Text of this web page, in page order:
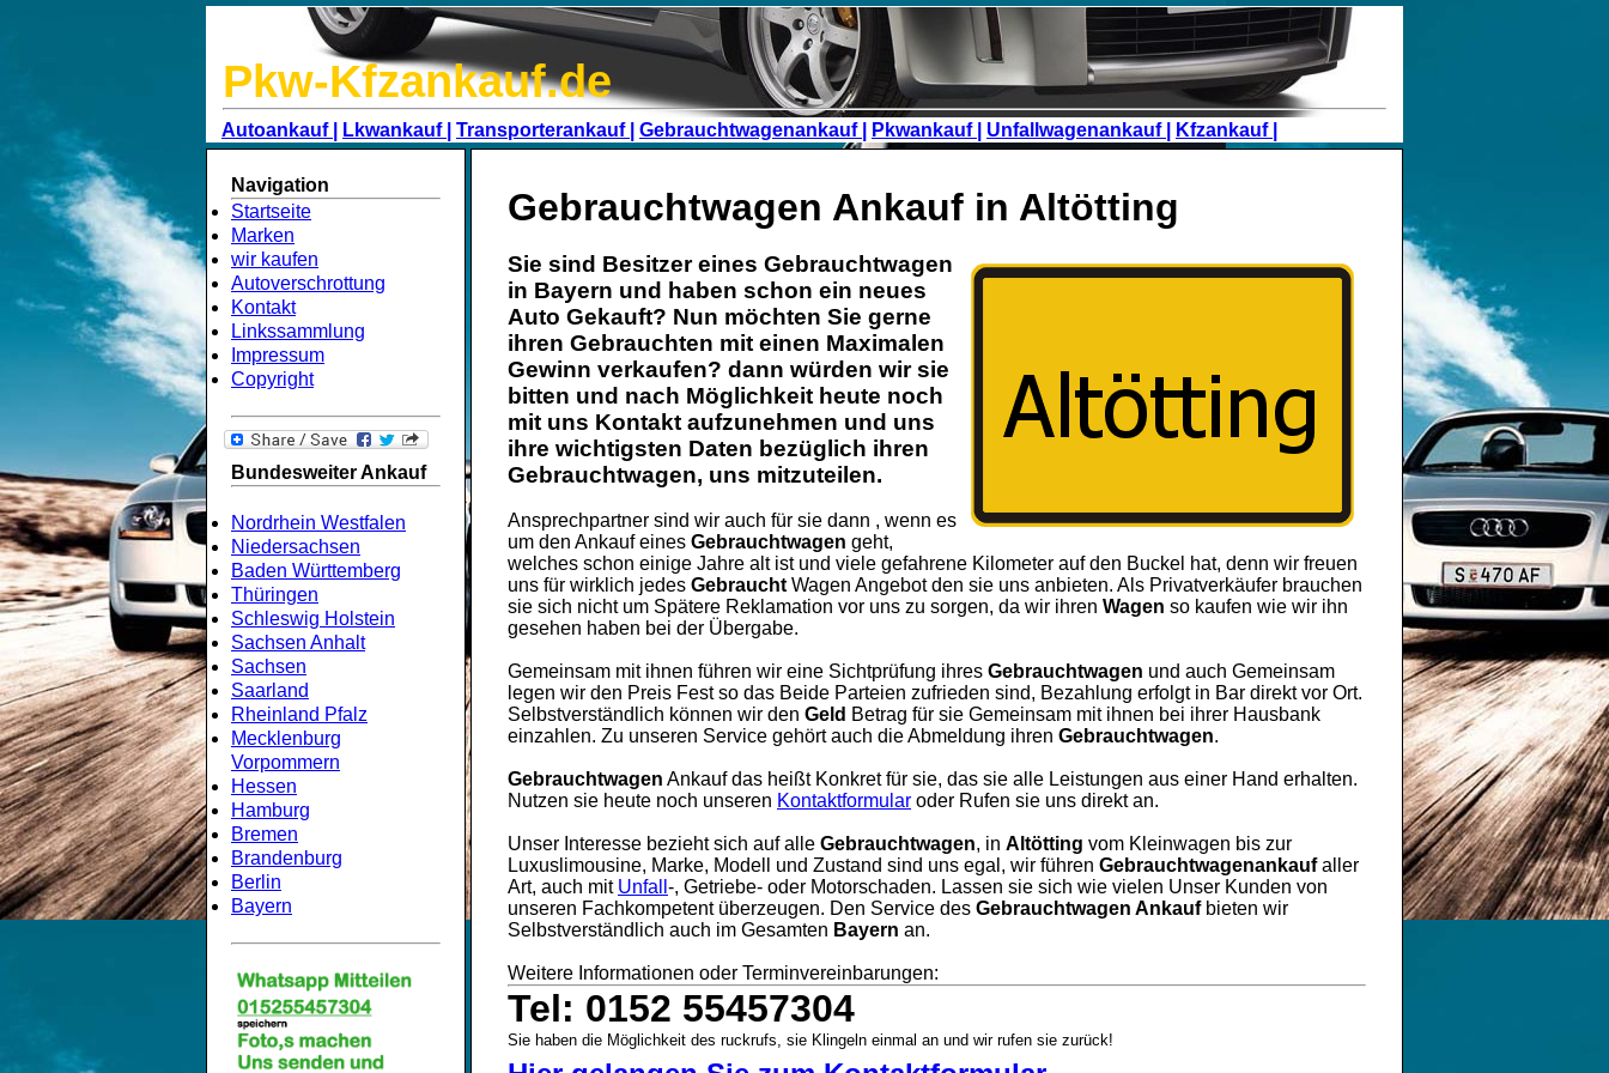
Pkw-Kfzankauf.de
Autoankauf | Lkwankauf | Transporterankauf | Gebrauchtwagenankauf | Pkwankauf | Unfallwagenankauf | Kfzankauf |
Navigation
Startseite
Marken
wir kaufen
Autoverschrottung
Kontakt
Linkssammlung
Impressum
Copyright
Bundesweiter Ankauf
Nordrhein Westfalen
Niedersachsen
Baden Württemberg
Thüringen
Schleswig Holstein
Sachsen Anhalt
Sachsen
Saarland
Rheinland Pfalz
Mecklenburg
Vorpommern
Hessen
Hamburg
Bremen
Brandenburg
Berlin
Bayern
Gebrauchtwagen Ankauf in Altötting
Sie sind Besitzer eines Gebrauchtwagen
in Bayern und haben schon ein neues
Auto Gekauft? Nun möchten Sie gerne
ihren Gebrauchten mit einen Maximalen
Gewinn verkaufen? dann würden wir sie
bitten und nach Möglichkeit heute noch
mit uns Kontakt aufzunehmen und uns
ihre wichtigsten Daten bezüglich ihren
Gebrauchtwagen, uns mitzuteilen.
Ansprechpartner sind wir auch für sie dann , wenn es
um den Ankauf eines Gebrauchtwagen geht,
welches schon einige Jahre alt ist und viele gefahrene Kilometer auf den Buckel hat, denn wir freuen
uns für wirklich jedes Gebraucht Wagen Angebot den sie uns anbieten. Als Privatverkäufer brauchen
sie sich nicht um Spätere Reklamation vor uns zu sorgen, da wir ihren Wagen so kaufen wie wir ihn
gesehen haben bei der Übergabe.
Gemeinsam mit ihnen führen wir eine Sichtprüfung ihres Gebrauchtwagen und auch Gemeinsam
legen wir den Preis Fest so das Beide Parteien zufrieden sind, Bezahlung erfolgt in Bar direkt vor Ort.
Selbstverständlich können wir den Geld Betrag für sie Gemeinsam mit ihnen bei ihrer Hausbank
einzahlen. Zu unseren Service gehört auch die Abmeldung ihren Gebrauchtwagen.
Gebrauchtwagen Ankauf das heißt Konkret für sie, das sie alle Leistungen aus einer Hand erhalten.
Nutzen sie heute noch unseren Kontaktformular oder Rufen sie uns direkt an.
Unser Interesse bezieht sich auf alle Gebrauchtwagen, in Altötting vom Kleinwagen bis zur
Luxuslimousine, Marke, Modell und Zustand sind uns egal, wir führen Gebrauchtwagenankaufaller
Art, auch mit Unfall -, Getriebe- oder Motorschaden. Lassen sie sich wie vielen Unser Kunden von
unseren Fachkompetent überzeugen. Den Service des Gebrauchtwagen Ankaufbieten wir
Selbstverständlich auch im Gesamten Bayern an.
Weitere Informationen oder Terminvereinbarungen:
Tel: 0152 55457304
Sie haben die Möglichkeit des ruckrufs, sie Klingeln einmal an und wir rufen sie zurück!